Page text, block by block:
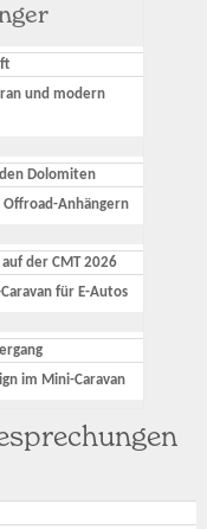
und modern
Anhängern
für E-Autos
im Mini-Caravan